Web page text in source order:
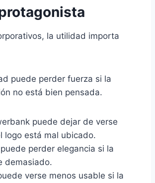
la utilidad importa
puede perder fuerza si la
no está bien pensada.
puede dejar de verse
logo está mal ubicado.
perder elegancia si la
demasiado.
verse menos usable si la